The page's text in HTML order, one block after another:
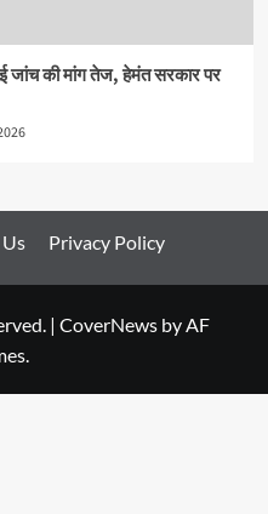
जांच की मांग तेज, हेमंत सरकार पर
Privacy Policy
| CoverNews by AF